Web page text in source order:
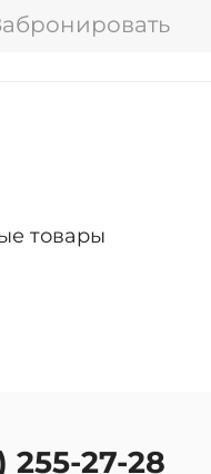
товары
255-27-28